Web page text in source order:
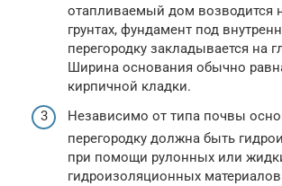
отапливаемый дом возводится
грунтах, фундамент под
перегородку закладывается на
Ширина основания обычно
кирпичной кладки.
Независимо от типа почвы
перегородку должна быть
при помощи рулонных или
гидроизоляционных